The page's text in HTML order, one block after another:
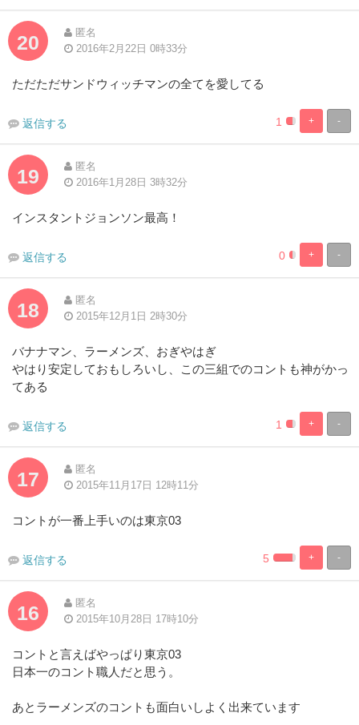
20
匿名
2016年2月22日 0時33分
ただただサンドウィッチマンの全てを愛してる
-
+
1
返信する
19
匿名
2016年1月28日 3時32分
インスタントジョンソン最高！
-
+
0
返信する
18
匿名
2015年12月1日 2時30分
バナナマン、ラーメンズ、おぎやはぎ
やはり安定しておもしろいし、この三組でのコントも神がかっ
てある
-
+
1
返信する
17
匿名
2015年11月17日 12時11分
コントが一番上手いのは東京03
-
+
5
返信する
16
匿名
2015年10月28日 17時10分
コントと言えばやっぱり東京03
日本一のコント職人だと思う。
あとラーメンズのコントも面白いしよく出来ています